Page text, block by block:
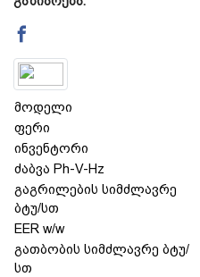
საკონტაქტო
წესები და პირობები
დაბრუნება და
პოლიტიკა
მოდელი
ფერი
ინვენტორი
ძაბვა Ph-V-Hz
გაგრილების სიმძლავრე
ბტუ/სთ
EER w/w
გათბობის სიმძლავრე ბტუ/
სთ